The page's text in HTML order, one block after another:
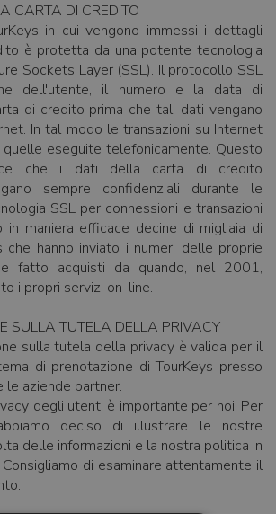
CARTA DI CREDITO
in cui vengono immessi i dettagli
è protetta da una potente tecnologia
Sockets Layer (SSL). Il protocollo SSL
dell'utente, il numero e la data di
di credito prima che tali dati vengano
In tal modo le transazioni su Internet
eseguite telefonicamente. Questo
che i dati della carta di credito
sempre confidenziali durante le
SSL per connessioni e transazioni
maniera efficace decine di migliaia di
che hanno inviato i numeri delle proprie
fatto acquisti da quando, nel 2001,
i propri servizi on-line.
SULLA TUTELA DELLA PRIVACY
sulla tutela della privacy è valida per il
di prenotazione di TourKeys presso
le aziende partner.
degli utenti è importante per noi. Per
deciso di illustrare le nostre
delle informazioni e la nostra politica in
di esaminare attentamente il